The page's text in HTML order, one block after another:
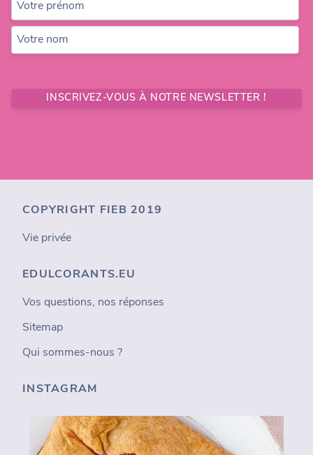
Votre prénom
Votre nom
INSCRIVEZ-VOUS À NOTRE NEWSLETTER !
COPYRIGHT FIEB 2019
Vie privée
EDULCORANTS.EU
Vos questions, nos réponses
Sitemap
Qui sommes-nous ?
INSTAGRAM